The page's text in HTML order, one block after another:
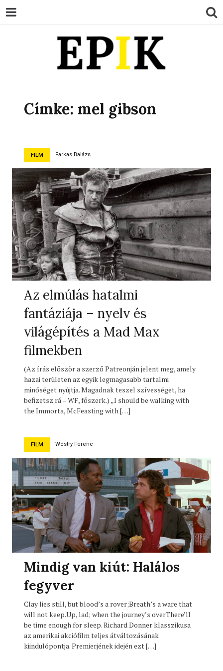
EPIK
Címke: mel gibson
FILM Farkas Balázs
Az elmúlás hatalmi
fantáziája – nyelv és
világépítés a Mad Max
filmekben
(Az írás először a szerző Patreonján jelent meg, amely
hazai területen az egyik legmagasabb tartalmi
minőséget nyújtja. Magadnak teszel szívességet, ha
befizetsz rá – WF, főszerk.) „I should be walking with
the Immorta, McFeasting with […]
FILM Wostry Ferenc
Mindig van kiút: Halálos
fegyver
Clay lies still, but blood’s a rover;Breath’s a ware that
will not keep.Up, lad; when the journey’s overThere’ll
be time enough for sleep. Richard Donner klasszikusa
az amerikai akciófilm teljes átváltozásának
kiindulópontja. Premierjének idején ezt […]